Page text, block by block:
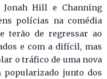
Hill e Channing
polícias na comédia
terão de regressar ao
e com a difícil, mas
o tráfico de uma nova
popularizado junto dos